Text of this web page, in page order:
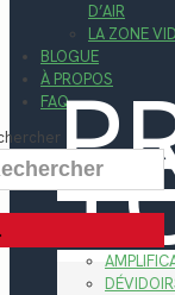
D’AIR
LA ZONE
BLOGUE
À PROPOS
FAQ